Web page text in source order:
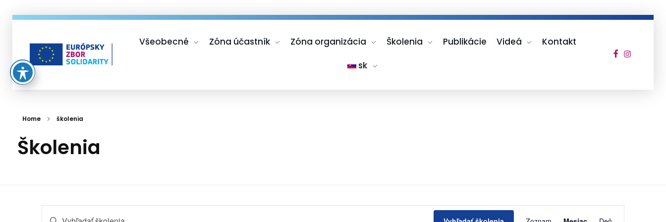
Všeobecné Zóna účastník Zóna organizácia Školenia Publikácie Videá
Kontakt
sk
Home školenia
školenia
Enter
Udalosť